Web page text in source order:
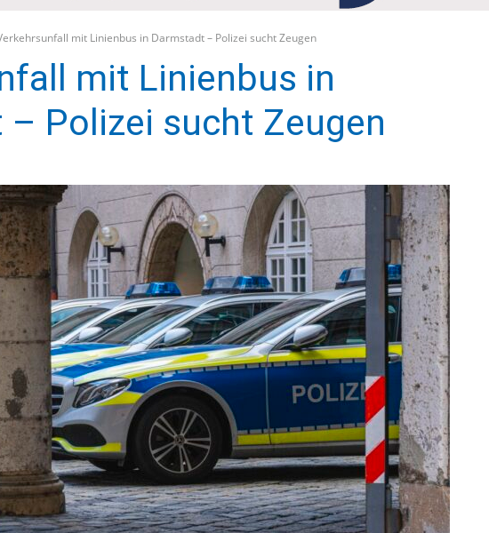
Verlag
mit Linienbus in Darmstadt – Polizei sucht Zeugen
mit Linienbus in
– Polizei sucht Zeugen